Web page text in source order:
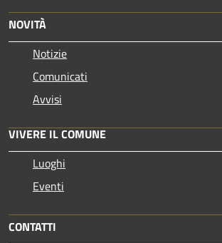
NOVITÀ
Notizie
Comunicati
Avvisi
VIVERE IL COMUNE
Luoghi
Eventi
CONTATTI